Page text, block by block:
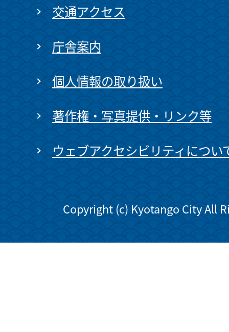
交通アクセス
庁舎案内
個人情報の取り扱い
著作権・写真提供・リンク等
ウェブアクセシビリティについ
Copyright (c) Kyotango City All